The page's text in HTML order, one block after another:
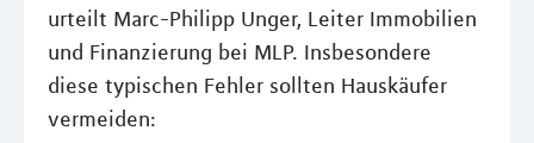
urteilt Marc-Philipp Unger, Leiter Immobilien
und Finanzierung bei MLP. Insbesondere
diese typischen Fehler sollten Hauskäufer
vermeiden: